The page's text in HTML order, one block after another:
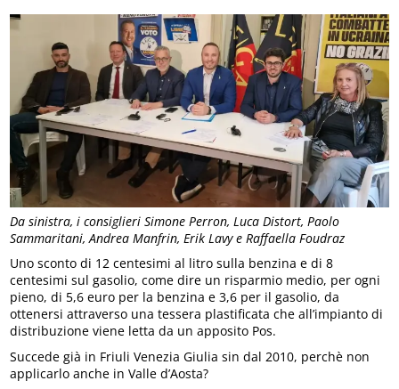
Da sinistra, i consiglieri Simone Perron, Luca Distort, Paolo
Sammaritani, Andrea Manfrin, Erik Lavy e Raffaella Foudraz
Uno sconto di 12 centesimi al litro sulla benzina e di 8
centesimi sul gasolio, come dire un risparmio medio, per ogni
pieno, di 5,6 euro per la benzina e 3,6 per il gasolio, da
ottenersi attraverso una tessera plastificata che all’impianto di
distribuzione viene letta da un apposito Pos.
Succede già in Friuli Venezia Giulia sin dal 2010, perchè non
applicarlo anche in Valle d’Aosta?